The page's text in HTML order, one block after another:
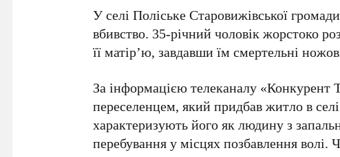
У селі Поліське Старовижівської
вбивство. 35-річний чоловік жорстоко
її матір’ю, завдавши їм смертельні
За інформацією телеканалу «Конкурент
переселенцем, який придбав житло в
характеризують його як людину з
перебування у місцях позбавлення